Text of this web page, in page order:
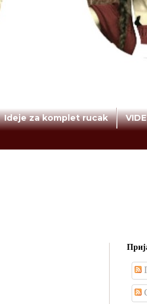
Ideje za komplet rucak